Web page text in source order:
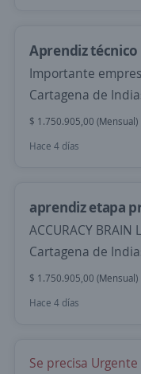
Aprendiz
Importante
Cartagena de
$ 1.750.905,00 (Mensual)
Hace 4 días
aprendiz etapa
ACCURACY BRAIN
Cartagena de
$ 1.750.905,00 (Mensual)
Hace 4 días
Se precisa Urgente